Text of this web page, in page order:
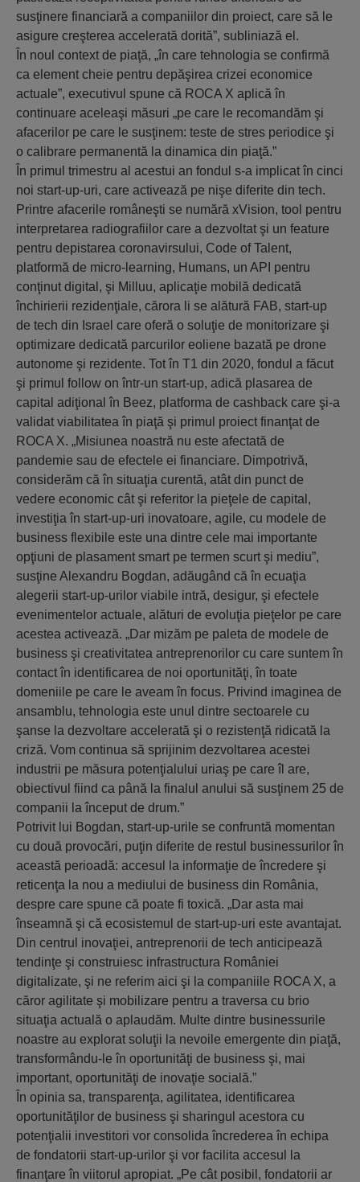
susţinere financiară a companiilor din proiect, care să le
asigure creşterea accelerată dorită”, subliniază el.
În noul context de piaţă, „în care tehnologia se confirmă
ca element cheie pentru depăşirea crizei economice
actuale”, executivul spune că ROCA X aplică în
continuare aceleaşi măsuri „pe care le recomandăm şi
afacerilor pe care le susţinem: teste de stres periodice şi
o calibrare permanentă la dinamica din piaţă.”
În primul trimestru al acestui an fondul s-a implicat în cinci
noi start-up-uri, care activează pe nişe diferite din tech.
Printre afacerile româneşti se numără xVision, tool pentru
interpretarea radiografiilor care a dezvoltat şi un feature
pentru depistarea coronavirsului, Code of Talent,
platformă de micro-learning, Humans, un API pentru
conţinut digital, şi Milluu, aplicaţie mobilă dedicată
închirierii rezidenţiale, cărora li se alătură FAB, start-up
de tech din Israel care oferă o soluţie de monitorizare şi
optimizare dedicată parcurilor eoliene bazată pe drone
autonome şi rezidente. Tot în T1 din 2020, fondul a făcut
şi primul follow on într-un start-up, adică plasarea de
capital adiţional în Beez, platforma de cashback care şi-a
validat viabilitatea în piaţă şi primul proiect finanţat de
ROCA X. „Misiunea noastră nu este afectată de
pandemie sau de efectele ei financiare. Dimpotrivă,
considerăm că în situaţia curentă, atât din punct de
vedere economic cât şi referitor la pieţele de capital,
investiţia în start-up-uri inovatoare, agile, cu modele de
business flexibile este una dintre cele mai importante
opţiuni de plasament smart pe termen scurt şi mediu”,
susţine Alexandru Bogdan, adăugând că în ecuaţia
alegerii start-up-urilor viabile intră, desigur, şi efectele
evenimentelor actuale, alături de evoluţia pieţelor pe care
acestea activează. „Dar mizăm pe paleta de modele de
business şi creativitatea antreprenorilor cu care suntem în
contact în identificarea de noi oportunităţi, în toate
domeniile pe care le aveam în focus. Privind imaginea de
ansamblu, tehnologia este unul dintre sectoarele cu
şanse la dezvoltare accelerată şi o rezistenţă ridicată la
criză. Vom continua să sprijinim dezvoltarea acestei
industrii pe măsura potenţialului uriaş pe care îl are,
obiectivul fiind ca până la finalul anului să susţinem 25 de
companii la început de drum.”
Potrivit lui Bogdan, start-up-urile se confruntă momentan
cu două provocări, puţin diferite de restul businessurilor în
această perioadă: accesul la informaţie de încredere şi
reticenţa la nou a mediului de business din România,
despre care spune că poate fi toxică. „Dar asta mai
înseamnă şi că ecosistemul de start-up-uri este avantajat.
Din centrul inovaţiei, antreprenorii de tech anticipează
tendinţe şi construiesc infrastructura României
digitalizate, şi ne referim aici şi la companiile ROCA X, a
căror agilitate şi mobilizare pentru a traversa cu brio
situaţia actuală o aplaudăm. Multe dintre businessurile
noastre au explorat soluţii la nevoile emergente din piaţă,
transformându-le în oportunităţi de business şi, mai
important, oportunităţi de inovaţie socială.”
În opinia sa, transparenţa, agilitatea, identificarea
oportunităţilor de business şi sharingul acestora cu
potenţialii investitori vor consolida încrederea în echipa
de fondatorii start-up-urilor şi vor facilita accesul la
finanţare în viitorul apropiat. „Pe cât posibil, fondatorii ar